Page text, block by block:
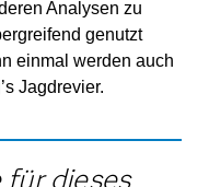
Analysen zu
genutzt
einmal werden auch
Jagdrevier.
für dieses